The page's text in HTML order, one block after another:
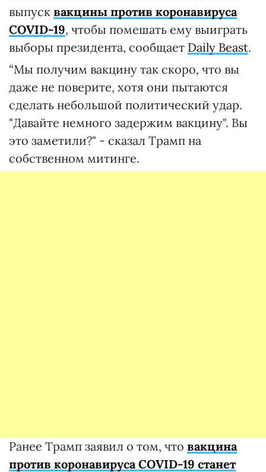
выпуск вакцины против коронавируса
COVID-19, чтобы помешать ему выиграть
выборы президента, сообщает Daily Beast.
“Мы получим вакцину так скоро, что вы
даже не поверите, хотя они пытаются
сделать небольшой политический удар.
"Давайте немного задержим вакцину". Вы
это заметили?" - сказал Трамп на
собственном митинге.
Ранее Трамп заявил о том, что вакцина
против коронавируса COVID-19 станет